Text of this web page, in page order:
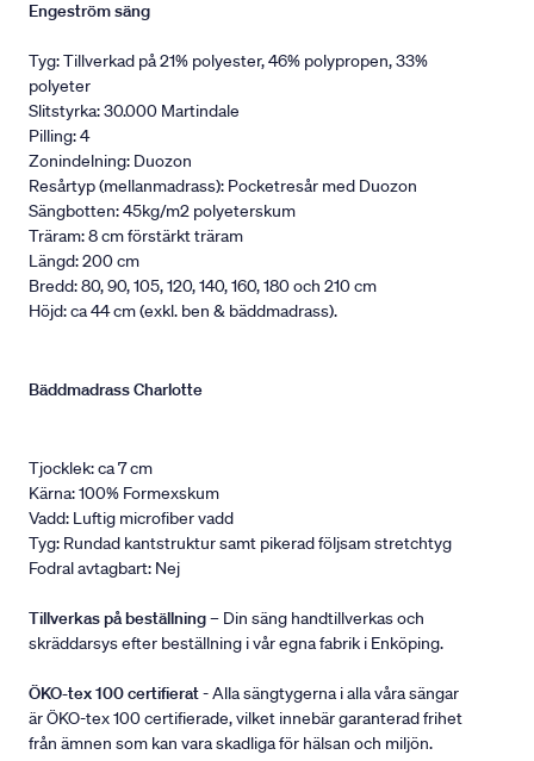
Engeström säng
Tyg: Tillverkad på 21% polyester, 46% polypropen, 33%
polyeter
Slitstyrka: 30.000 Martindale
Pilling: 4
Zonindelning: Duozon
Resårtyp (mellanmadrass): Pocketresår med Duozon
Sängbotten: 45kg/m2 polyeterskum
Träram: 8 cm förstärkt träram
Längd: 200 cm
Bredd: 80, 90, 105, 120, 140, 160, 180 och 210 cm
Höjd: ca 44 cm (exkl. ben & bäddmadrass).
Bäddmadrass Charlotte
Tjocklek: ca 7 cm
Kärna: 100% Formexskum
Vadd: Luftig microfiber vadd
Tyg: Rundad kantstruktur samt pikerad följsam stretchtyg
Fodral avtagbart: Nej
Tillverkas på beställning– Din säng handtillverkas och
skräddarsys efter beställning i vår egna fabrik i Enköping.
ÖKO-tex 100 certifierat- Alla sängtygerna i alla våra sängar
är ÖKO-tex 100 certifierade, vilket innebär garanterad frihet
från ämnen som kan vara skadliga för hälsan och miljön.